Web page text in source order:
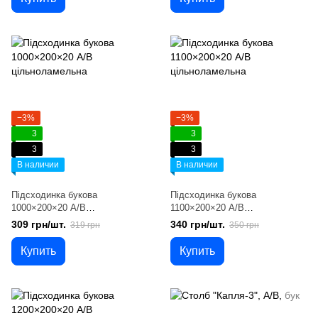
−3%
3
3
В наличии
Підсходинка букова
1000×200×20 А/В
цільноламельна
309 грн/шт. 319 грн
Купить
−3%
3
3
В наличии
Підсходинка букова
1100×200×20 А/В
цільноламельна
340 грн/шт. 350 грн
Купить